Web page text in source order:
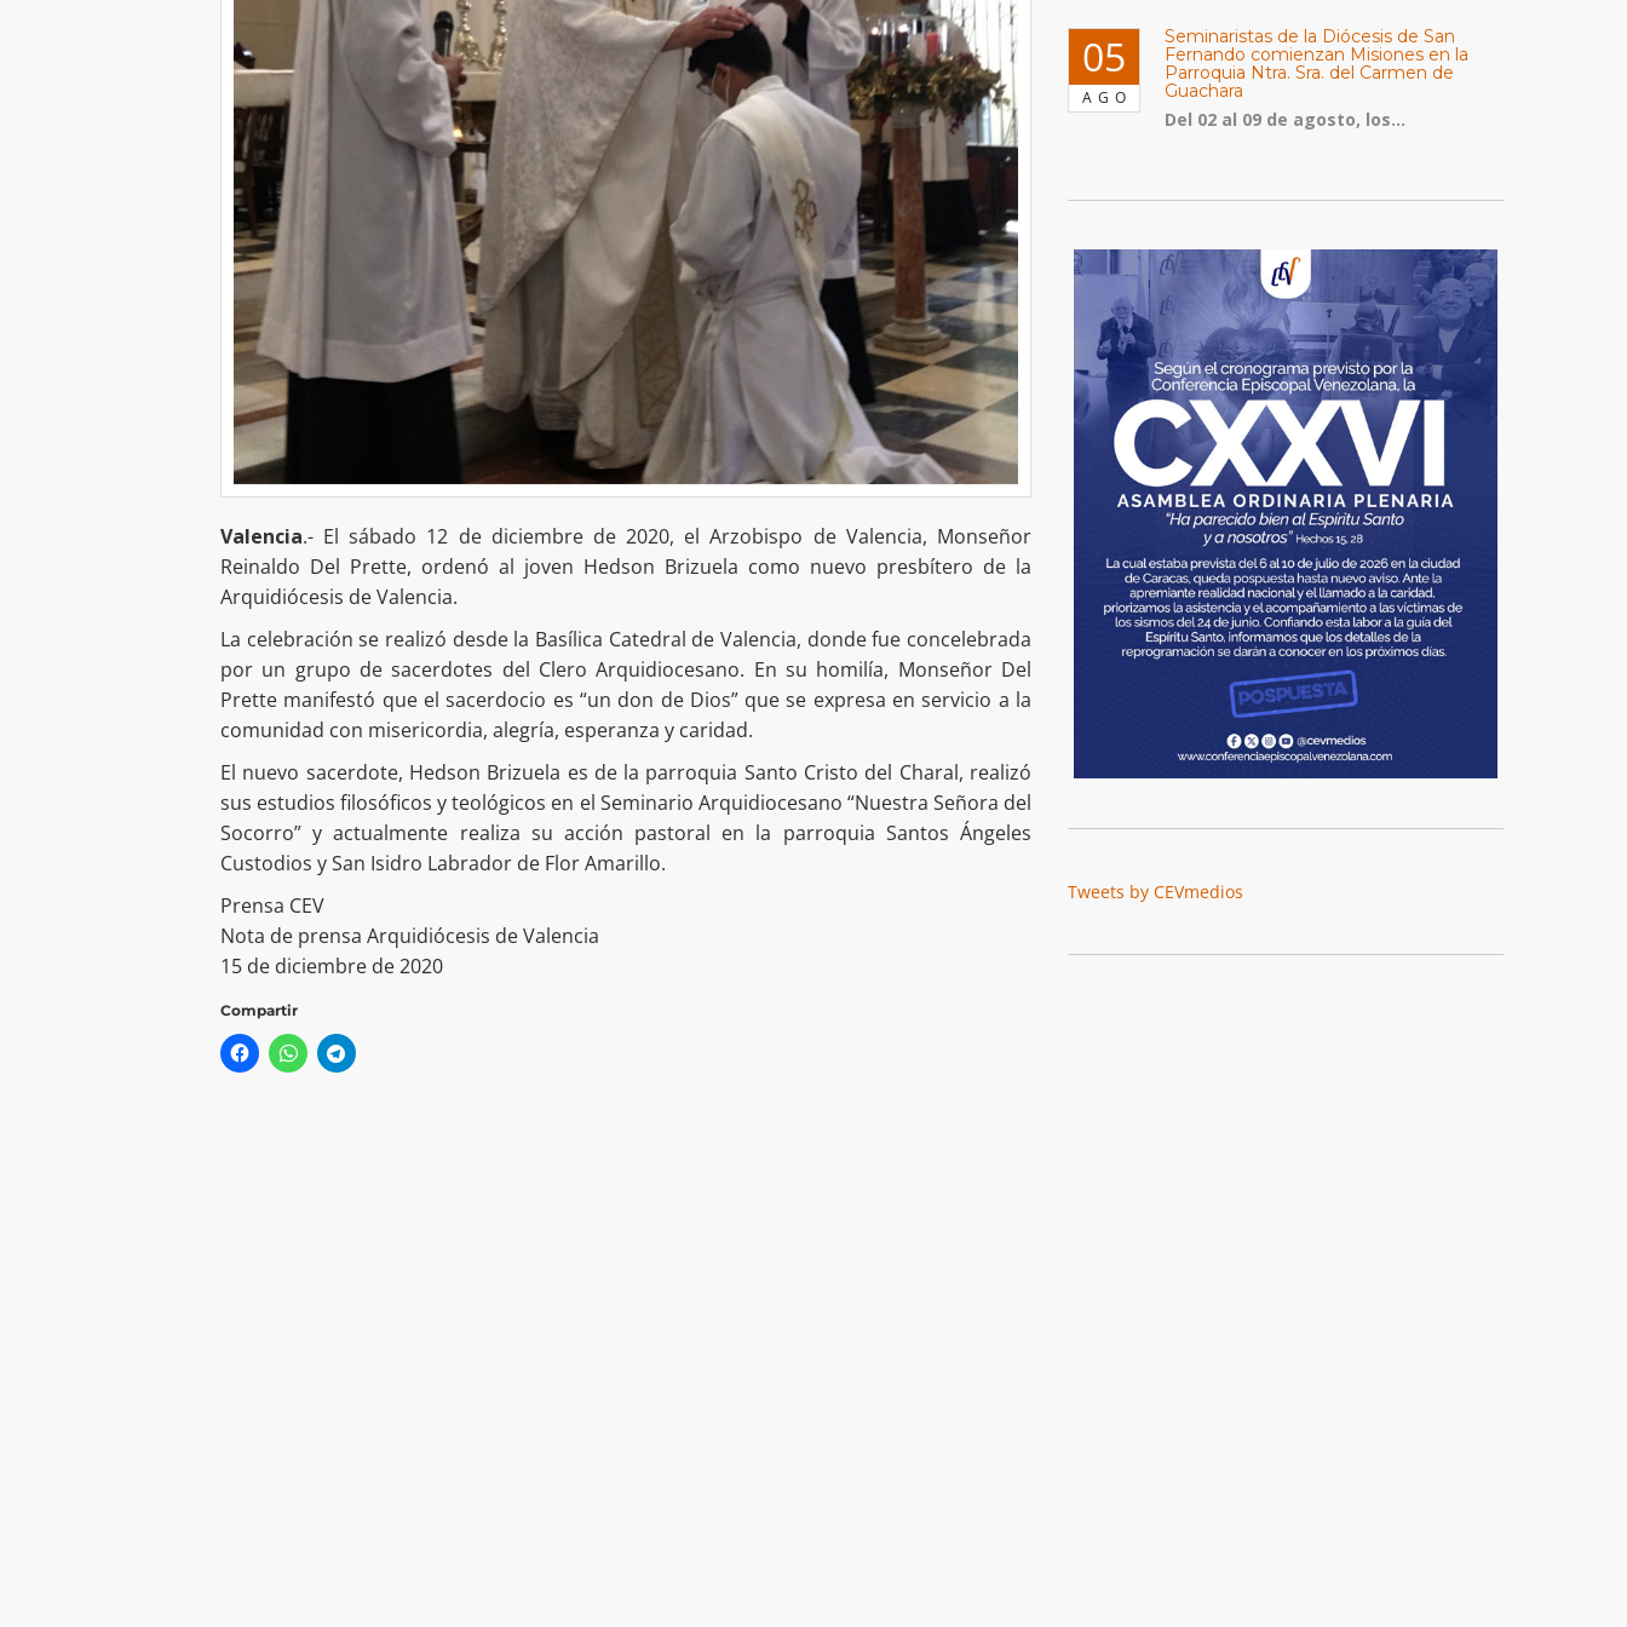
Valencia.- El sábado 12 de diciembre de 2020, el Arzobispo de Valencia, Monseñor
Reinaldo Del Prette, ordenó al joven Hedson Brizuela como nuevo presbítero de la
Arquidiócesis de Valencia.
La celebración se realizó desde la Basílica Catedral de Valencia, donde fue concelebrada
por un grupo de sacerdotes del Clero Arquidiocesano. En su homilía, Monseñor Del
Prette manifestó que el sacerdocio es “un don de Dios” que se expresa en servicio a la
comunidad con misericordia, alegría, esperanza y caridad.
El nuevo sacerdote, Hedson Brizuela es de la parroquia Santo Cristo del Charal, realizó
sus estudios filosóficos y teológicos en el Seminario Arquidiocesano “Nuestra Señora del
Socorro” y actualmente realiza su acción pastoral en la parroquia Santos Ángeles
Custodios y San Isidro Labrador de Flor Amarillo.
Prensa CEV
Nota de prensa Arquidiócesis de Valencia
15 de diciembre de 2020
Compartir
05
AGO
Seminaristas de la Diócesis de San
Fernando comienzan Misiones en la
Parroquia Ntra. Sra. del Carmen de
Guachara
Del 02 al 09 de agosto, los...
Tweets by CEVmedios